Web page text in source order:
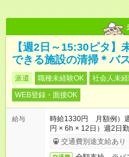
【週2日～15:30ピタ】
できる施設の清掃＊バ
派遣 職種未経験OK 社会人未
WEB登録・面接OK
給与
時給1330円 月額例）
円 × 6h × 12日）週2日
日） ※月額例は一例で
交通費別途支給あり